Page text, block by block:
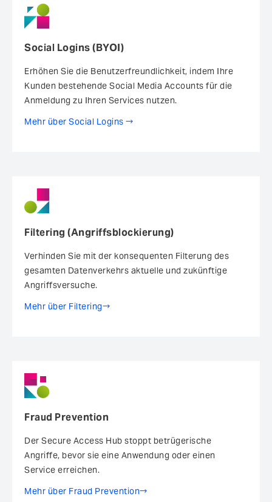
Social Logins (BYOI)
Erhöhen Sie die Benutzerfreundlichkeit, indem Ihre
Kunden bestehende Social Media Accounts für die
Anmeldung zu Ihren Services nutzen.
Mehr über Social Logins
Filtering (Angriffsblockierung)
Verhinden Sie mit der konsequenten Filterung des
gesamten Datenverkehrs aktuelle und zukünftige
Angriffsversuche.
Mehr über Filtering
Fraud Prevention
Der Secure Access Hub stoppt betrügerische
Angriffe, bevor sie eine Anwendung oder einen
Service erreichen.
Mehr über Fraud Prevention